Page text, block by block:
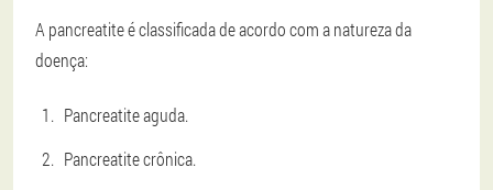
A pancreatite é classificada de acordo com a natureza da
doença:
Pancreatite aguda.
Pancreatite crônica.